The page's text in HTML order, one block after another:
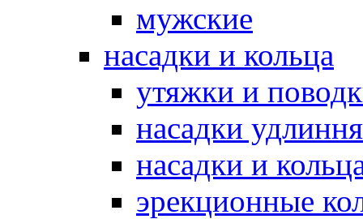
мужские
насадки и кольца
утяжки и
насадки
насадки и
эрекционные